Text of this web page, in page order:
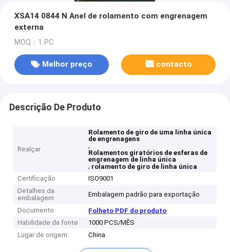
XSA14 0844 N Anel de rolamento com engrenagem
externa
MOQ：1 PC
Melhor preço contacto
Descrição De Produto
Realçar
Rolamento de giro de uma linha única
de engrenagens
,
Rolamentos giratórios de esferas de
engrenagem de linha única
, rolamento de giro de linha única
Certificação
ISO9001
Detalhes da
embalagem
Embalagem padrão para exportação
Documento
Folheto PDF do produto
Habilidade da fonte
1000 PCS/MÊS
Lugar de origem
China